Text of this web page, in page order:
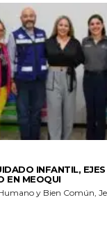
INFANTIL,
EN MEOQUI
y Bien Común,